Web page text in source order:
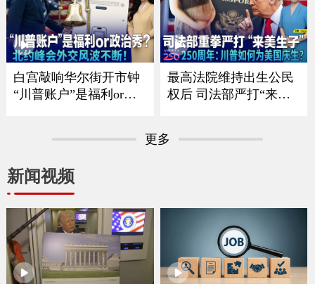
留学新规 F-1只能待4
年？；华人、留学生、
移民家庭哪些人将受影
响？《中文焦点》7/23/2
026
员 美国中期选举恐陷混
乱？；共和党重量级议
员离世 参议院席位争夺
战连夜打响《中文焦
点》7/16
白宫敲响华尔街开市钟
“川普账户”是福利or政
风波不断 ；一张红牌惊
风波引争议《中文焦
点》7/9/2026
最高法院维持出生公民
权后 司法部严打“来美
｜华府打造空前博览会
更多
新闻视频